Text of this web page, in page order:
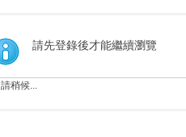
請先登錄後才能繼續瀏覽
請稍候...